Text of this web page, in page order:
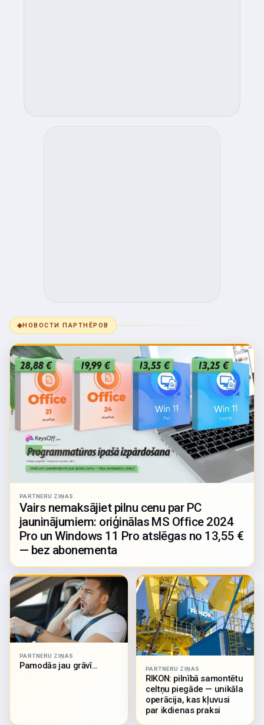
◆НОВОСТИ ПАРТНЁРОВ
PARTNERU ZIŅAS
Vairs nemaksājiet pilnu cenu par PC
jauninājumiem: oriģinālas MS Office 2024
Pro un Windows 11 Pro atslēgas no 13,55 €
— bez abonementa
PARTNERU ZIŅAS
Pamodās jau grāvī… PARTNERU ZIŅAS
RIKON: pilnībā samontētu
celtņu piegāde — unikāla
operācija, kas kļuvusi
par ikdienas praksi